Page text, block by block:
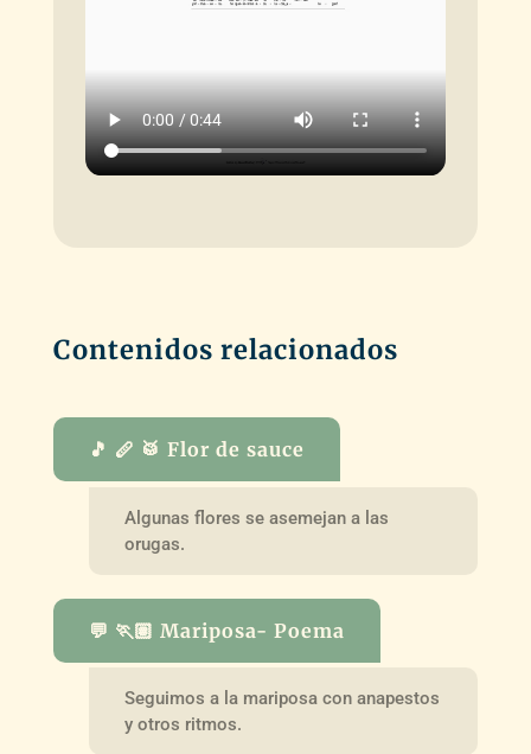
Contenidos relacionados
🎵 🪈 🥁 Flor de sauce
Algunas flores se asemejan a las
orugas.
💬 🏃🏽 Mariposa- Poema
Seguimos a la mariposa con anapestos
y otros ritmos.